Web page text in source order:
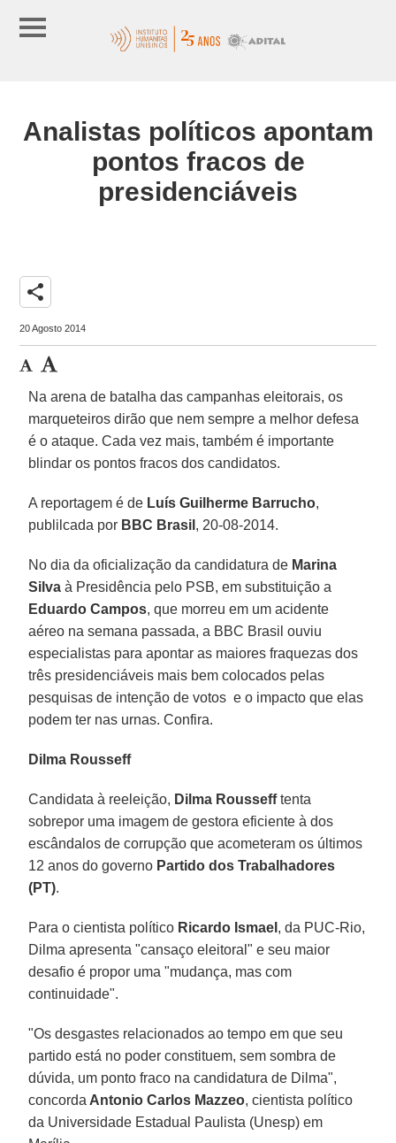
Analistas políticos apontam
pontos fracos de
presidenciáveis
share
20 Agosto 2014
Na arena de batalha das campanhas eleitorais, os
marqueteiros dirão que nem sempre a melhor defesa
é o ataque. Cada vez mais, também é importante
blindar os pontos fracos dos candidatos.
A reportagem é de Luís Guilherme Barrucho,
publilcada por BBC Brasil , 20-08-2014.
No dia da oficialização da candidatura de Marina
Silva à Presidência pelo PSB, em substituição a
Eduardo Campos, que morreu em um acidente
aéreo na semana passada, a BBC Brasil ouviu
especialistas para apontar as maiores fraquezas dos
três presidenciáveis mais bem colocados pelas
pesquisas de intenção de votos  e o impacto que elas
podem ter nas urnas. Confira.
Dilma Rousseff
Candidata à reeleição, Dilma Roussefftenta
sobrepor uma imagem de gestora eficiente à dos
escândalos de corrupção que acometeram os últimos
12 anos do governo Partido dos Trabalhadores
(PT).
Para o cientista político Ricardo Ismael , da PUC-Rio,
Dilma apresenta "cansaço eleitoral" e seu maior
desafio é propor uma "mudança, mas com
continuidade".
"Os desgastes relacionados ao tempo em que seu
partido está no poder constituem, sem sombra de
dúvida, um ponto fraco na candidatura de Dilma",
concorda Antonio Carlos Mazzeo, cientista político
da Universidade Estadual Paulista (Unesp) em